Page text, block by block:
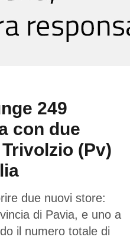
249
con due
(Pv)
due nuovi store:
di Pavia, e uno a
il numero totale di